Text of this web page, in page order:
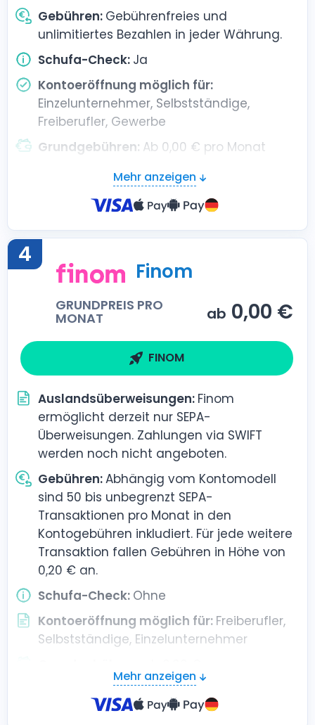
Gebühren: Gebührenfreies und
unlimitiertes Bezahlen in jeder Währung.
Schufa-Check: Ja
Kontoeröffnung möglich für:
Einzelunternehmer, Selbstständige,
Freiberufler, Gewerbe
Grundgebühren: Ab 0,00 € pro Monat
Mehr anzeigen
4
Finom
GRUNDPREIS PRO
MONAT ab 0,00 €
FINOM
Auslandsüberweisungen: Finom
ermöglicht derzeit nur SEPA-
Überweisungen. Zahlungen via SWIFT
werden noch nicht angeboten.
Gebühren:Abhängig vom Kontomodell
sind 50 bis unbegrenzt SEPA-
Transaktionen pro Monat in den
Kontogebühren inkludiert. Für jede weitere
Transaktion fallen Gebühren in Höhe von
0,20 € an.
Schufa-Check: Ohne
Kontoeröffnung möglich für: Freiberufler,
Selbstständige, Einzelunternehmer
Mehr anzeigen